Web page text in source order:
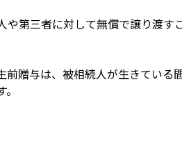
第三者に対して無償で譲り渡す
贈与は、被相続人が生きている